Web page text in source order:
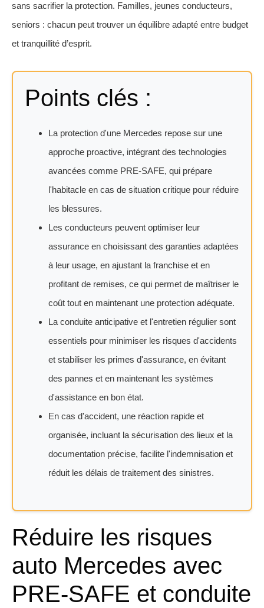
sans sacrifier la protection. Familles, jeunes conducteurs,
seniors : chacun peut trouver un équilibre adapté entre budget
et tranquillité d’esprit.
Points clés :
La protection d'une Mercedes repose sur une
approche proactive, intégrant des technologies
avancées comme PRE‑SAFE, qui prépare
l'habitacle en cas de situation critique pour réduire
les blessures.
Les conducteurs peuvent optimiser leur
assurance en choisissant des garanties adaptées
à leur usage, en ajustant la franchise et en
profitant de remises, ce qui permet de maîtriser le
coût tout en maintenant une protection adéquate.
La conduite anticipative et l'entretien régulier sont
essentiels pour minimiser les risques d'accidents
et stabiliser les primes d'assurance, en évitant
des pannes et en maintenant les systèmes
d'assistance en bon état.
En cas d'accident, une réaction rapide et
organisée, incluant la sécurisation des lieux et la
documentation précise, facilite l'indemnisation et
réduit les délais de traitement des sinistres.
Réduire les risques
auto Mercedes avec
PRE‑SAFE et conduite